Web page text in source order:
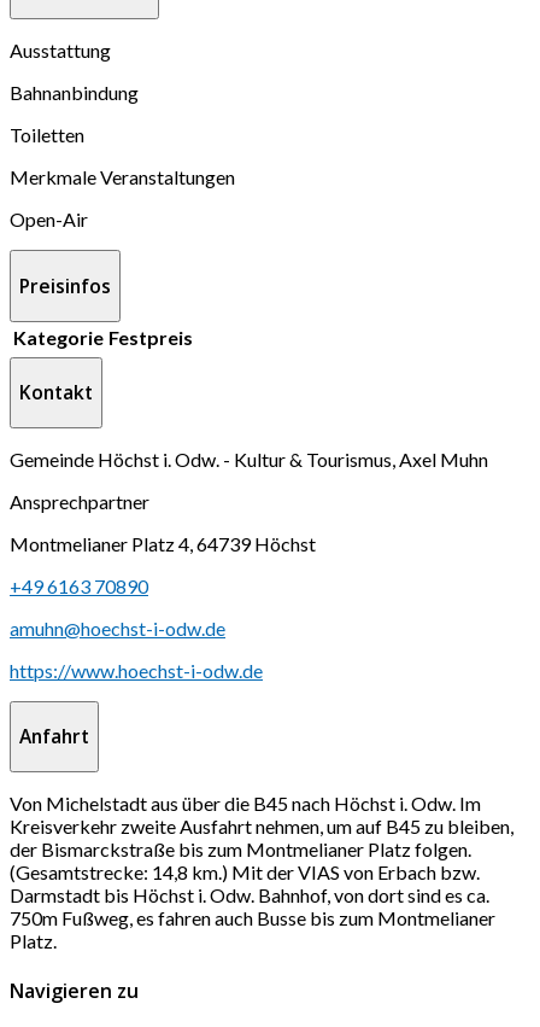
Ausstattung
Bahnanbindung
Toiletten
Merkmale Veranstaltungen
Open-Air
Preisinfos
Kategorie Festpreis
Kontakt
Gemeinde Höchst i. Odw. - Kultur & Tourismus, Axel Muhn
Ansprechpartner
Montmelianer Platz 4, 64739 Höchst
+49 6163 70890
amuhn@hoechst-i-odw.de
https://www.hoechst-i-odw.de
Anfahrt
Von Michelstadt aus über die B45 nach Höchst i. Odw. Im
Kreisverkehr zweite Ausfahrt nehmen, um auf B45 zu bleiben,
der Bismarckstraße bis zum Montmelianer Platz folgen.
(Gesamtstrecke: 14,8 km.) Mit der VIAS von Erbach bzw.
Darmstadt bis Höchst i. Odw. Bahnhof, von dort sind es ca.
750m Fußweg, es fahren auch Busse bis zum Montmelianer
Platz.
Navigieren zu